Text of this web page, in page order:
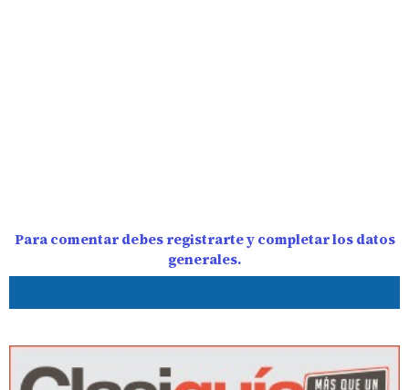
Para comentar debes registrarte y completar los datos
generales.